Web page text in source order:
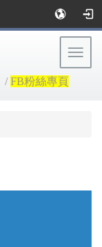
/FB粉絲專頁